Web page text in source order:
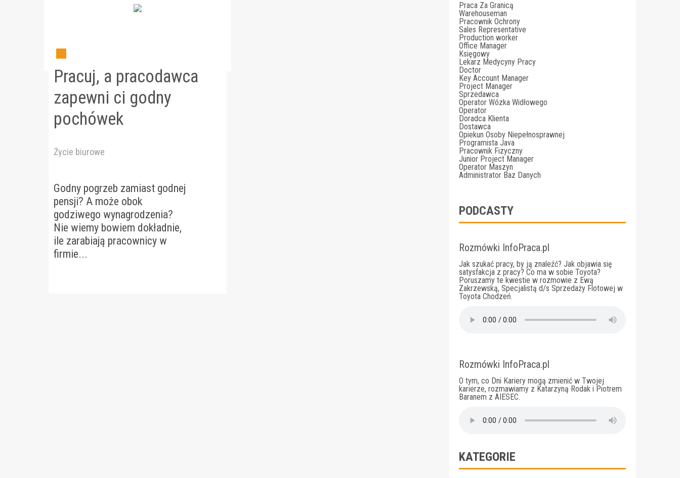
Pracuj, a pracodawca
zapewni ci godny
pochówek
Życie biurowe
Godny pogrzeb zamiast godnej
pensji? A może obok
godziwego wynagrodzenia?
Nie wiemy bowiem dokładnie,
ile zarabiają pracownicy w
firmie...
Praca Za Granicą
Warehouseman
Pracownik Ochrony
Sales Representative
Production worker
Office Manager
Księgowy
Lekarz Medycyny Pracy
Doctor
Key Account Manager
Project Manager
Sprzedawca
Operator Wózka Widłowego
Operator
Doradca Klienta
Dostawca
Opiekun Osoby Niepełnosprawnej
Programista Java
Pracownik Fizyczny
Junior Project Manager
Operator Maszyn
Administrator Baz Danych
PODCASTY
Rozmówki InfoPraca.pl
Jak szukać pracy, by ją znaleźć? Jak objawia się
satysfakcja z pracy? Co ma w sobie Toyota?
Poruszamy te kwestie w rozmowie z Ewą
Zakrzewską, Specjalistą d/s Sprzedaży Flotowej w
Toyota Chodzeń.
Rozmówki InfoPraca.pl
O tym, co Dni Kariery mogą zmienić w Twojej
karierze, rozmawiamy z Katarzyną Rodak i Piotrem
Baranem z AIESEC.
KATEGORIE